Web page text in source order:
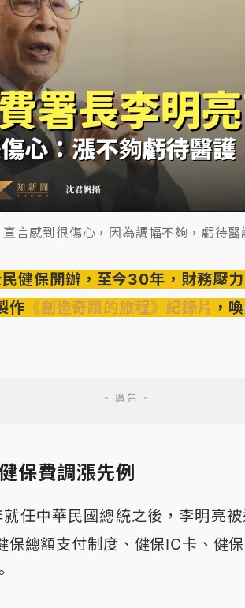
言感到很傷心，因為調幅不夠，虧待
健保開辦，至今30年，財務壓
作 《創造奇蹟的旅程》紀錄片 ，
保費調漲先例
任中華民國總統之後，李明亮
保總額支付制度、健保IC卡、健